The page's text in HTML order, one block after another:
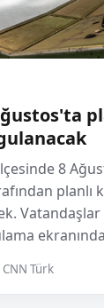
8
planlı
Türk